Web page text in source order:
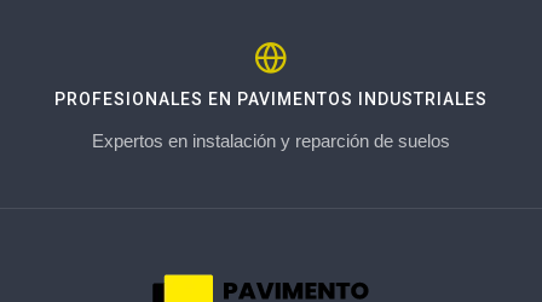
PROFESIONALES EN PAVIMENTOS INDUSTRIALES
Expertos en instalación y reparción de suelos